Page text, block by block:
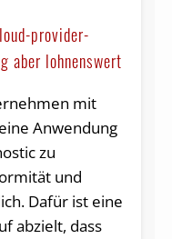
provider-
aber lohnenswert
mit
Anwendung
zu
und
Dafür ist eine
abzielt, dass